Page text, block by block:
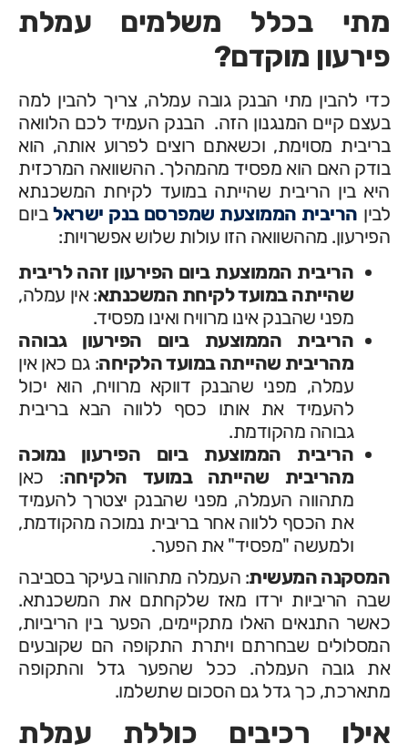
מתי בכלל משלמים עמלת
פירעון מוקדם?
כדי להבין מתי הבנק גובה עמלה, צריך להבין למה
בעצם קיים המנגנון הזה. הבנק העמיד לכם הלוואה
בריבית מסוימת, וכשאתם רוצים לפרוע אותה, הוא
בודק האם הוא מפסיד מהמהלך. ההשוואה המרכזית
היא בין הריבית שהייתה במועד לקיחת המשכנתא
לבין הריבית הממוצעת שמפרסם בנק ישראלביום
הפירעון. מההשוואה הזו עולות שלוש אפשרויות:
הריבית הממוצעת ביום הפירעון זהה לריבית
שהייתה במועד לקיחת המשכנתא: אין עמלה,
מפני שהבנק אינו מרוויח ואינו מפסיד.
הריבית הממוצעת ביום הפירעון גבוהה
מהריבית שהייתה במועד הלקיחה: גם כאן אין
עמלה, מפני שהבנק דווקא מרוויח, הוא יכול
להעמיד את אותו כסף ללווה הבא בריבית
גבוהה מהקודמת.
הריבית הממוצעת ביום הפירעון נמוכה
מהריבית שהייתה במועד הלקיחה: כאן
מתהווה העמלה, מפני שהבנק יצטרך להעמיד
את הכסף ללווה אחר בריבית נמוכה מהקודמת,
ולמעשה "מפסיד" את הפער.
המסקנה המעשית: העמלה מתהווה בעיקר בסביבה
שבה הריביות ירדו מאז שלקחתם את המשכנתא.
כאשר התנאים האלו מתקיימים, הפער בין הריביות,
המסלולים שבחרתם ויתרת התקופה הם שקובעים
את גובה העמלה. ככל שהפער גדל והתקופה
מתארכת, כך גדל גם הסכום שתשלמו.
אילו רכיבים כוללת עמלת